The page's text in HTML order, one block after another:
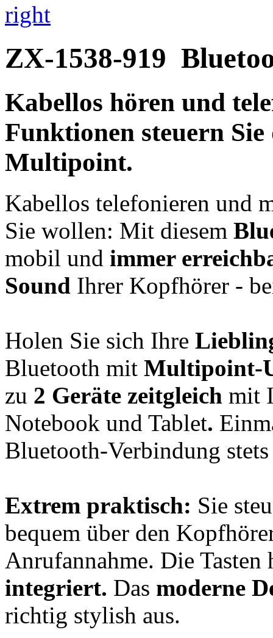
right
ZX-1538-919
Kabellos hören und
Funktionen steuern
Multipoint.
Kabellos telefonieren und
Sie wollen: Mit diesem
mobil und immer
Sound Ihrer Kopfhörer -
Holen Sie sich Ihre
Bluetooth mit Multipoint-
zu 2 Geräte zeitgleich mit
Notebook und Tablet.
Bluetooth-Verbindung stets
Extrem praktisch: Sie
bequem über den
Anrufannahme. Die
integriert. Das moderne
richtig stylish aus.